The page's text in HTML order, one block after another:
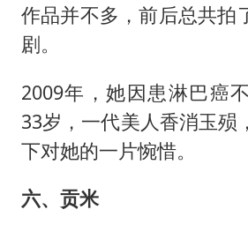
作品并不多，前后总共拍
剧。
2009年，她因患淋巴癌
33岁，一代美人香消玉殒
下对她的一片惋惜。
六、贡米